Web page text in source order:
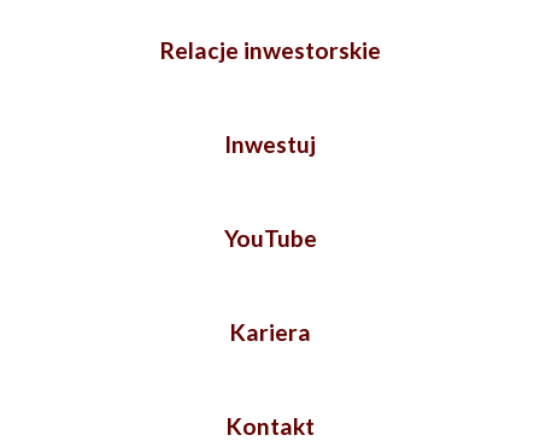
Relacje inwestorskie
Inwestuj
YouTube
Kariera
Kontakt